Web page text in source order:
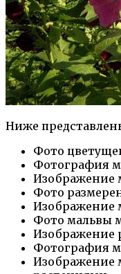
Ниже
Фото
Фотография
Изображение
Фото
Изображение
Фото мальвы
Изображение
Фотография
Изображение